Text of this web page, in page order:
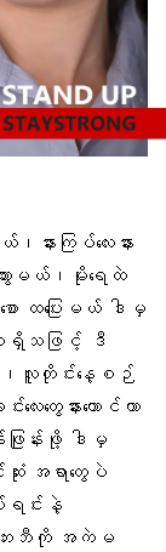
နားကြပ်လေးနား
ားမယ်၊မိုးရေထဲ
ာ ထပြေးမယ် ဒါမှ
ရှိသဖြင့် ဒီ
လူတိုင်းနေ့စဉ်
းတွေနားထောင်တာ
ဖြုန်းဖို့ ဒါမှ
ဆုံး အရာတွေပဲ
င်းနဲ့
ေးဘီကို အကဲမ